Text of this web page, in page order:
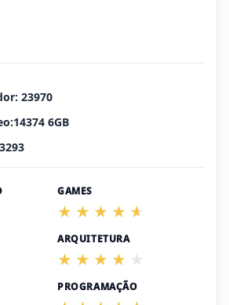
23970
6GB
GAMES
ARQUITETURA
PROGRAMAÇÃO